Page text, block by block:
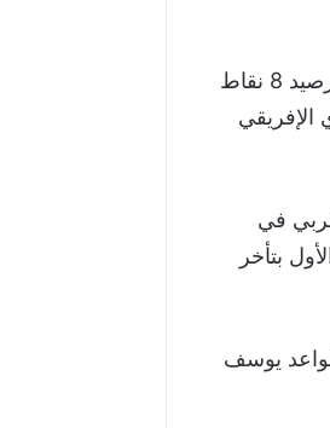
وصعد الصفاقسي بعد هذا الفوز للمركز الرابع في جدول ترتيب مجموعة التتويج برصيد 8 نقاط
الإفريقي
في
36 لينتهي الشوط الأول بتأخر
التونسي الواعد يوسف